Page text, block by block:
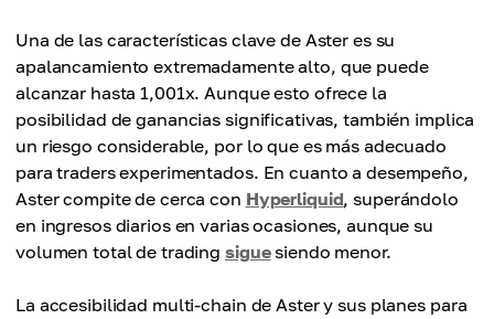
Una de las características clave de Aster es su
apalancamiento extremadamente alto, que puede
alcanzar hasta 1,001x. Aunque esto ofrece la
posibilidad de ganancias significativas, también implica
un riesgo considerable, por lo que es más adecuado
para traders experimentados. En cuanto a desempeño,
Aster compite de cerca con Hyperliquid, superándolo
en ingresos diarios en varias ocasiones, aunque su
volumen total de tradingsiguesiendo menor.
La accesibilidad multi-chain de Aster y sus planes para